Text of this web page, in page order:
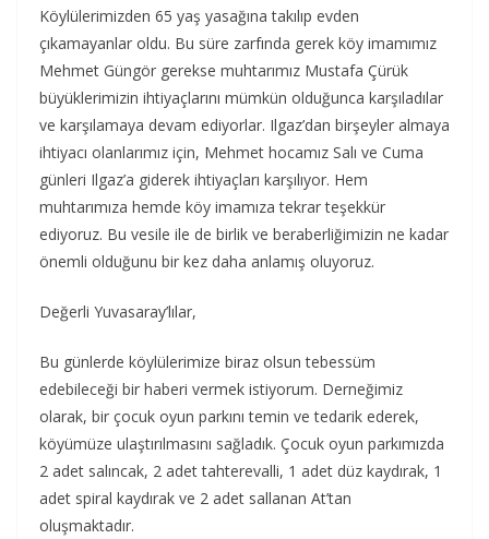
Köylülerimizden 65 yaş yasağına takılıp evden
çıkamayanlar oldu. Bu süre zarfında gerek köy imamımız
Mehmet Güngör gerekse muhtarımız Mustafa Çürük
büyüklerimizin ihtiyaçlarını mümkün olduğunca karşıladılar
ve karşılamaya devam ediyorlar. Ilgaz’dan birşeyler almaya
ihtiyacı olanlarımız için, Mehmet hocamız Salı ve Cuma
günleri Ilgaz’a giderek ihtiyaçları karşılıyor. Hem
muhtarımıza hemde köy imamıza tekrar teşekkür
ediyoruz. Bu vesile ile de birlik ve beraberliğimizin ne kadar
önemli olduğunu bir kez daha anlamış oluyoruz.
Değerli Yuvasaray’lılar,
Bu günlerde köylülerimize biraz olsun tebessüm
edebileceği bir haberi vermek istiyorum. Derneğimiz
olarak, bir çocuk oyun parkını temin ve tedarik ederek,
köyümüze ulaştırılmasını sağladık. Çocuk oyun parkımızda
2 adet salıncak, 2 adet tahterevalli, 1 adet düz kaydırak, 1
adet spiral kaydırak ve 2 adet sallanan At’tan
oluşmaktadır.